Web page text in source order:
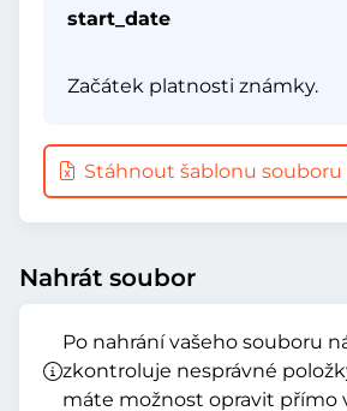
start_date
Začátek platnosti známky.
Stáhnout šablonu souboru
Nahrát soubor
Po nahrání vašeho souboru
zkontroluje nesprávné
máte možnost opravit přímo